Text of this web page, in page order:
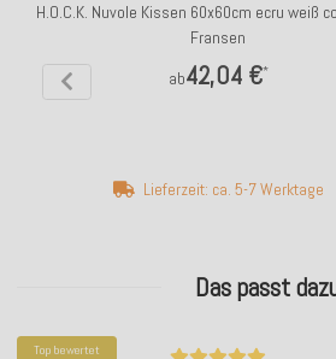
H.O.C.K. Nuvole Kissen 60x60cm ecru weiß
Fransen
ab42,04 €*
Lieferzeit: ca. 5-7 Werktage
Das passt
Top bewertet